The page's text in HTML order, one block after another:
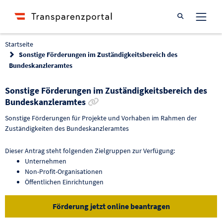
Suche öffnen
Startseite
Sonstige Förderungen im Zuständigkeitsbereich des
Bundeskanzleramtes
Sonstige Förderungen im Zuständigkeitsbereich des
Bundeskanzleramtes
Sonstige Förderungen für Projekte und Vorhaben im Rahmen der
Zuständigkeiten des Bundeskanzleramtes
Dieser Antrag steht folgenden Zielgruppen zur Verfügung:
Unternehmen
Non-Profit-Organisationen
Öffentlichen Einrichtungen
Förderung jetzt online beantragen